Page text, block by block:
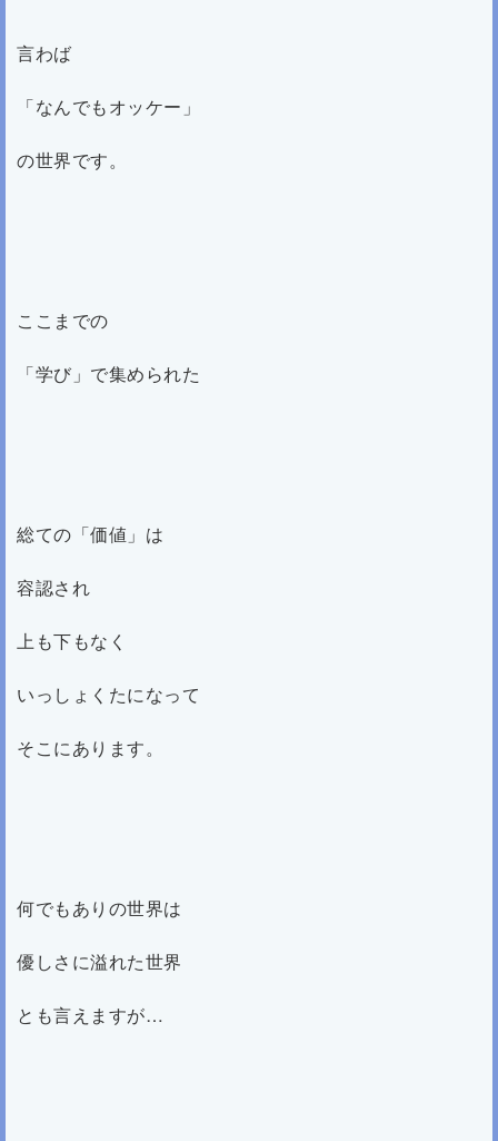
言わば
「なんでもオッケー」
の世界です。
ここまでの
「学び」で集められた
総ての「価値」は
容認され
上も下もなく
いっしょくたになって
そこにあります。
何でもありの世界は
優しさに溢れた世界
とも言えますが…